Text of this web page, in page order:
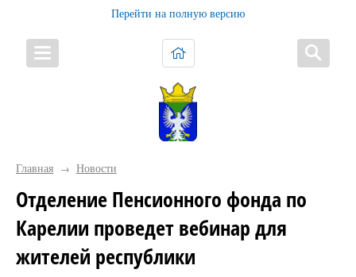
Перейти на полную версию
Главная → Новости
Отделение Пенсионного фонда по
Карелии проведет вебинар для
жителей республики